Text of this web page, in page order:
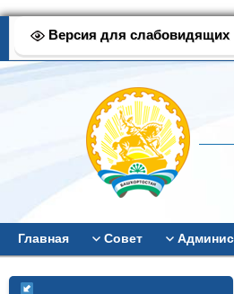
Версия для слабовидящих
Главная Совет